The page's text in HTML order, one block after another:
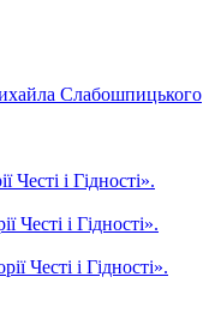
Слабошпицького
і Гідності».
і Гідності».
Честі і Гідності».